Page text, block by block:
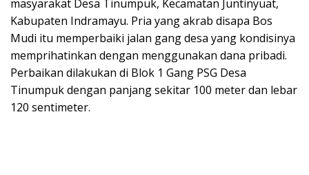
masyarakat Desa Tinumpuk, Kecamatan Juntinyuat,
Kabupaten Indramayu. Pria yang akrab disapa Bos
Mudi itu memperbaiki jalan gang desa yang kondisinya
memprihatinkan dengan menggunakan dana pribadi.
Perbaikan dilakukan di Blok 1 Gang PSG Desa
Tinumpuk dengan panjang sekitar 100 meter dan lebar
120 sentimeter.